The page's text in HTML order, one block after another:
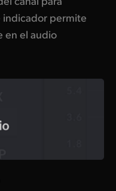
indicador permite
en el audio